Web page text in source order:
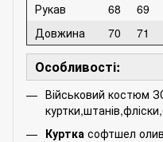
Рукав
68 69
Довжина
70 71
Особливості:
Військовий костюм
Куртка софтшел